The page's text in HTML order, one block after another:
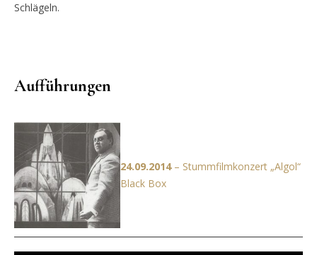
Schlägeln.
Aufführungen
24.09.2014– Stummfilmkonzert „Algol“
Black Box